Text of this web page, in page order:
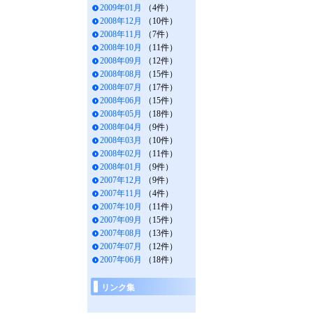
2009年01月
（4件）
2008年12月
（10件）
2008年11月
（7件）
2008年10月
（11件）
2008年09月
（12件）
2008年08月
（15件）
2008年07月
（17件）
2008年06月
（15件）
2008年05月
（18件）
2008年04月
（9件）
2008年03月
（10件）
2008年02月
（11件）
2008年01月
（9件）
2007年12月
（9件）
2007年11月
（4件）
2007年10月
（11件）
2007年09月
（15件）
2007年08月
（13件）
2007年07月
（12件）
2007年06月
（18件）
リンク集